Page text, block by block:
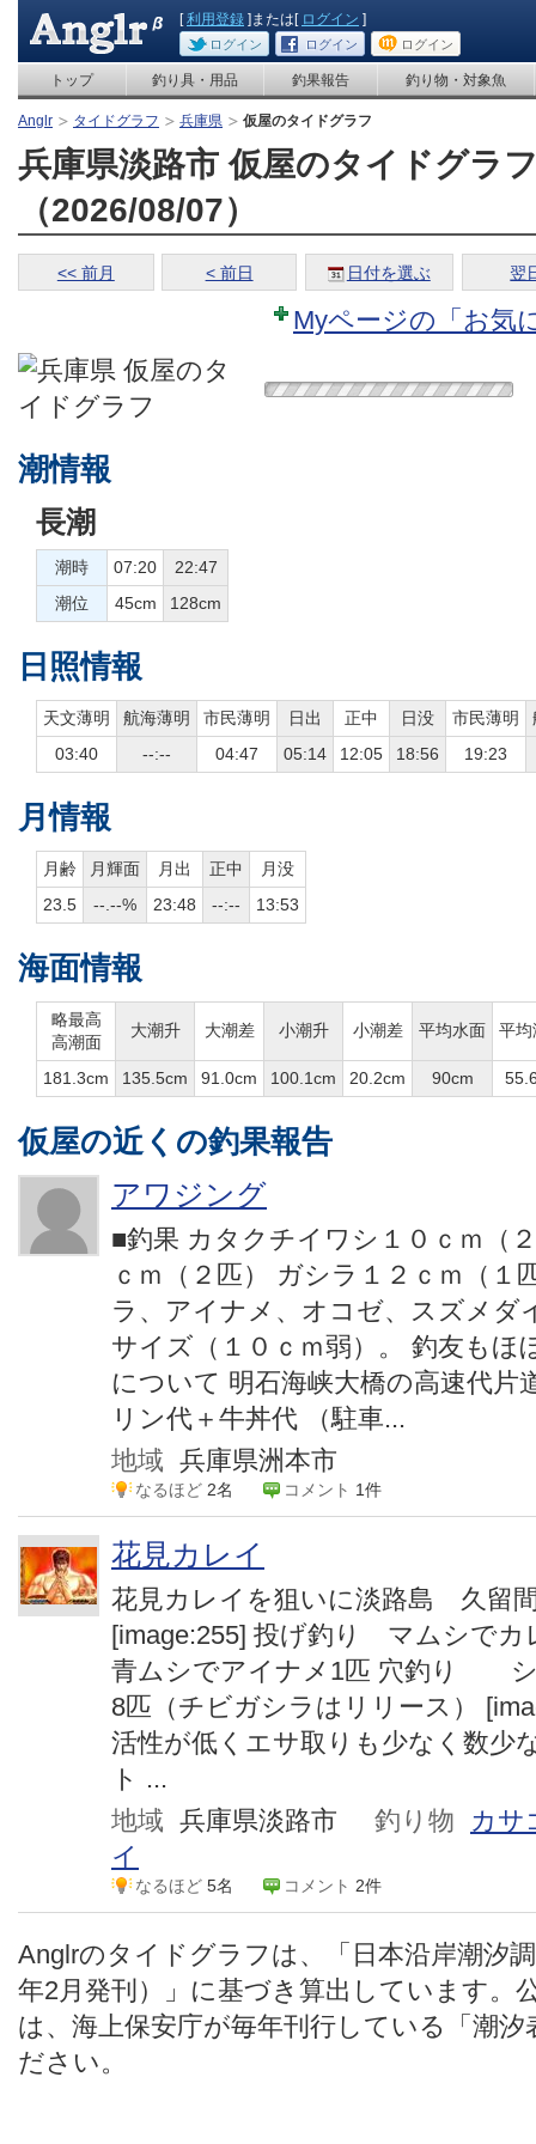
[利用登録 ]または[ ログイン ]
ログイン ログイン ログイン
トップ 釣り具・用品 釣果報告 釣り物・対象魚
Anglr タイドグラフ 兵庫県 仮屋のタイドグラフ
兵庫県淡路市 仮屋のタイドグラ
（2026/08/07）
<< 前月 < 前日 日付を選ぶ 翌
Myページの「お気
潮情報
長潮
潮時 07:20
22:47
潮位
45cm 128cm
日照情報
天文薄明 航海薄明 市民薄明 日出 正中 日没 市民薄明
03:40
--:-- 04:47 05:14 12:05 18:56 19:23
月情報
月齢 月輝面 月出 正中
月没
23.5
--.--% 23:48 --:-- 13:53
海面情報
略最高
高潮面
大潮升 大潮差 小潮升 小潮差 平均水面 平均
181.3cm 135.5cm 91.0cm 100.1cm 20.2cm 90cm
仮屋の近くの釣果報告
アワジング
■釣果 カタクチイワシ１０ｃｍ（
ｃｍ（２匹） ガシラ１２ｃｍ（１
ラ、アイナメ、オコゼ、スズメダ
サイズ（１０ｃｍ弱）。 釣友もほ
について 明石海峡大橋の高速代片
リン代＋牛丼代 （駐車...
地域 兵庫県洲本市
なるほど 2名 コメント 1件
花見カレイ
花見カレイを狙いに淡路島 久留
[image:255] 投げ釣り マ
青ムシでアイナメ1匹 穴釣り シ
8匹（チビガシラはリリース）
活性が低くエサ取りも少なく数少
ト ...
地域 兵庫県淡路市 釣り物
カサ
イ
なるほど 5名 コメント 2件
Anglrのタイドグラフは、「日本沿岸潮汐
年2月発刊）」に基づき算出しています。
は、海上保安庁が毎年刊行している「潮
ださい。